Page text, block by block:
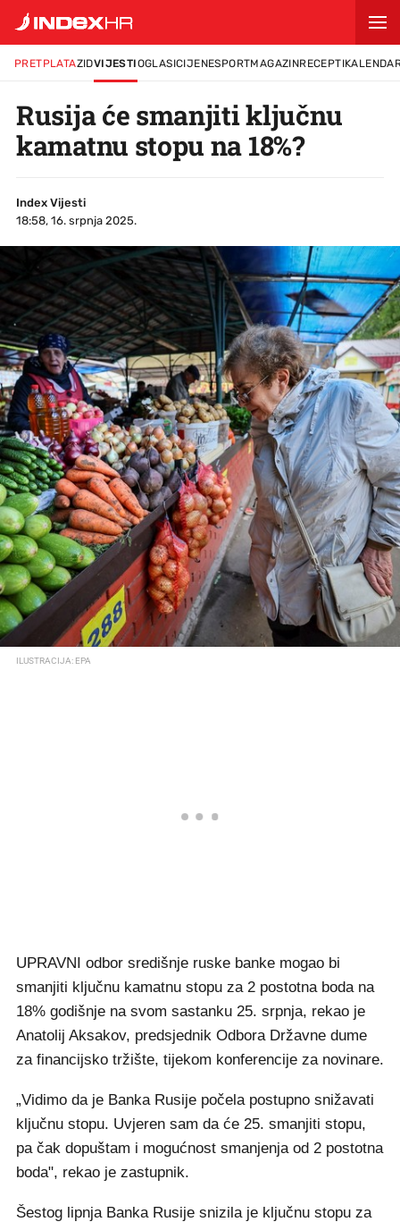
PRETPLATAZIDVIJESTIOGLASICIJENESPORTMAGAZINRECEPTI
Rusija će smanjiti ključnu
kamatnu stopu na 18%?
Index Vijesti
18:58, 16. srpnja 2025.
ILUSTRACIJA: EPA
UPRAVNI odbor središnje ruske banke mogao bi
smanjiti ključnu kamatnu stopu za 2 postotna boda na
18% godišnje na svom sastanku 25. srpnja, rekao je
Anatolij Aksakov, predsjednik Odbora Državne dume
za financijsko tržište, tijekom konferencije za novinare.
„Vidimo da je Banka Rusije počela postupno snižavati
ključnu stopu. Uvjeren sam da će 25. smanjiti stopu,
pa čak dopuštam i mogućnost smanjenja od 2 postotna
boda", rekao je zastupnik.
Šestog lipnja Banka Rusije snizila je ključnu stopu za